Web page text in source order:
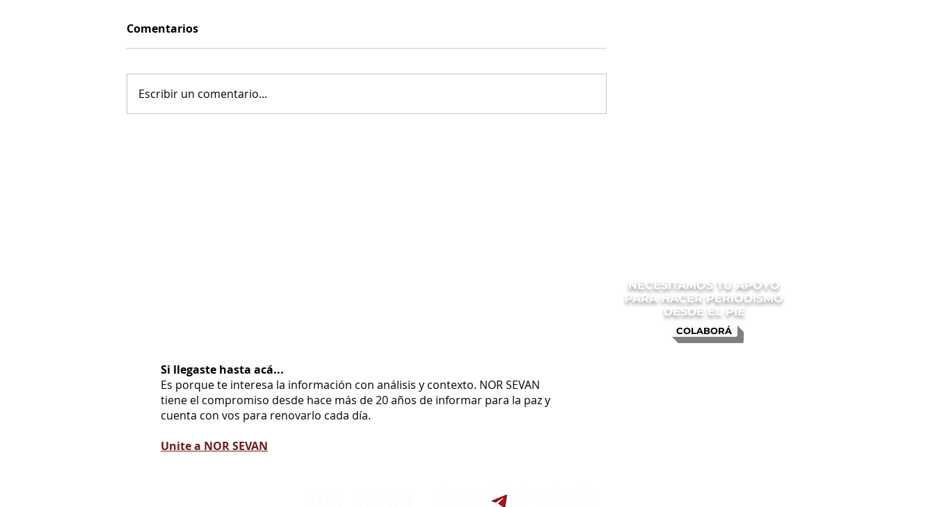
Comentarios
Escribir un comentario...
COLABORÁ
NECESITAMOS TU APOYO
PARA HACER PERIODISMO
DESDE EL PIE
Si llegaste hasta acá...
Es porque te interesa la información con análisis y contexto. NOR SEVAN
tiene el compromiso desde hace más de 20 años de informar para la paz y
cuenta con vos para renovarlo cada día.
Unite a NOR SEVAN